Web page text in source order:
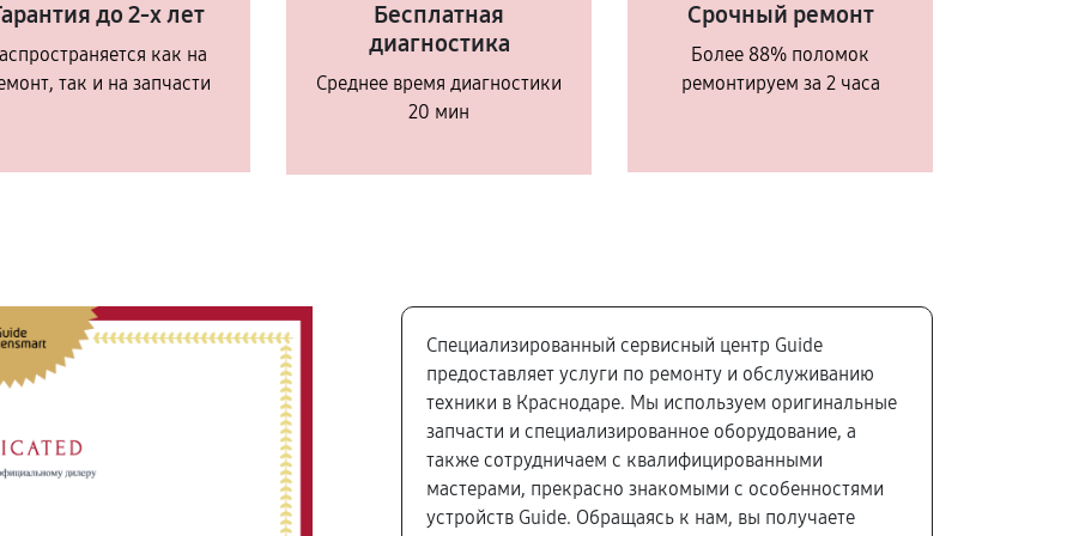
до 2-х лет
как на
так и на запчасти
Бесплатная
диагностика
Среднее время диагностики
20 мин
Срочный ремонт
Более 88% поломок
ремонтируем за 2 часа
Специализированный сервисный центр Guide
предоставляет услуги по ремонту и обслуживанию
техники в Краснодаре. Мы используем оригинальные
запчасти и специализированное оборудование, а
также сотрудничаем с квалифицированными
мастерами, прекрасно знакомыми с особенностями
устройств Guide. Обращаясь к нам, вы получаете